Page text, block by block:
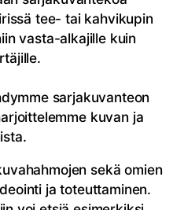
tee- tai kahvikupin
vasta-alkajille kuin
sarjakuvanteon
kuvan ja
sekä omien
ja toteuttaminen.